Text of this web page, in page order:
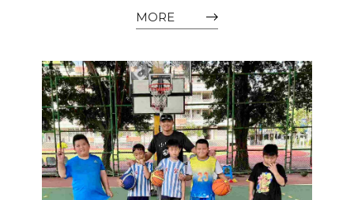
自信：孩子體能發展的黃
MORE